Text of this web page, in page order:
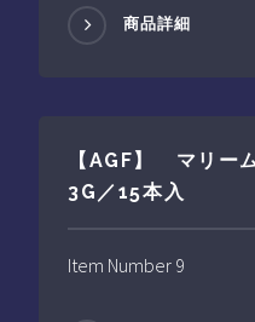
商品詳細
【AGF】 マリ
3G／15本入
Item Number 9